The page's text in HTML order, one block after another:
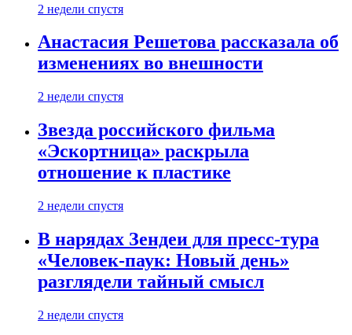
2 недели спустя
Анастасия Решетова рассказала об
изменениях во внешности
2 недели спустя
Звезда российского фильма
«Эскортница» раскрыла
отношение к пластике
2 недели спустя
В нарядах Зендеи для пресс-тура
«Человек-паук: Новый день»
разглядели тайный смысл
2 недели спустя